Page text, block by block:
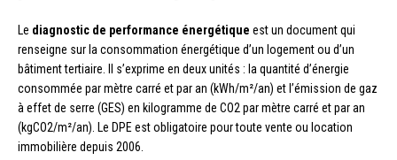
Le diagnostic de performance énergétique est un document qui
renseigne sur la consommation énergétique d’un logement ou d’un
bâtiment tertiaire. Il s’exprime en deux unités : la quantité d’énergie
consommée par mètre carré et par an (kWh/m²/an) et l’émission de gaz
à effet de serre (GES) en kilogramme de CO2 par mètre carré et par an
(kgCO2/m²/an). Le DPE est obligatoire pour toute vente ou location
immobilière depuis 2006.